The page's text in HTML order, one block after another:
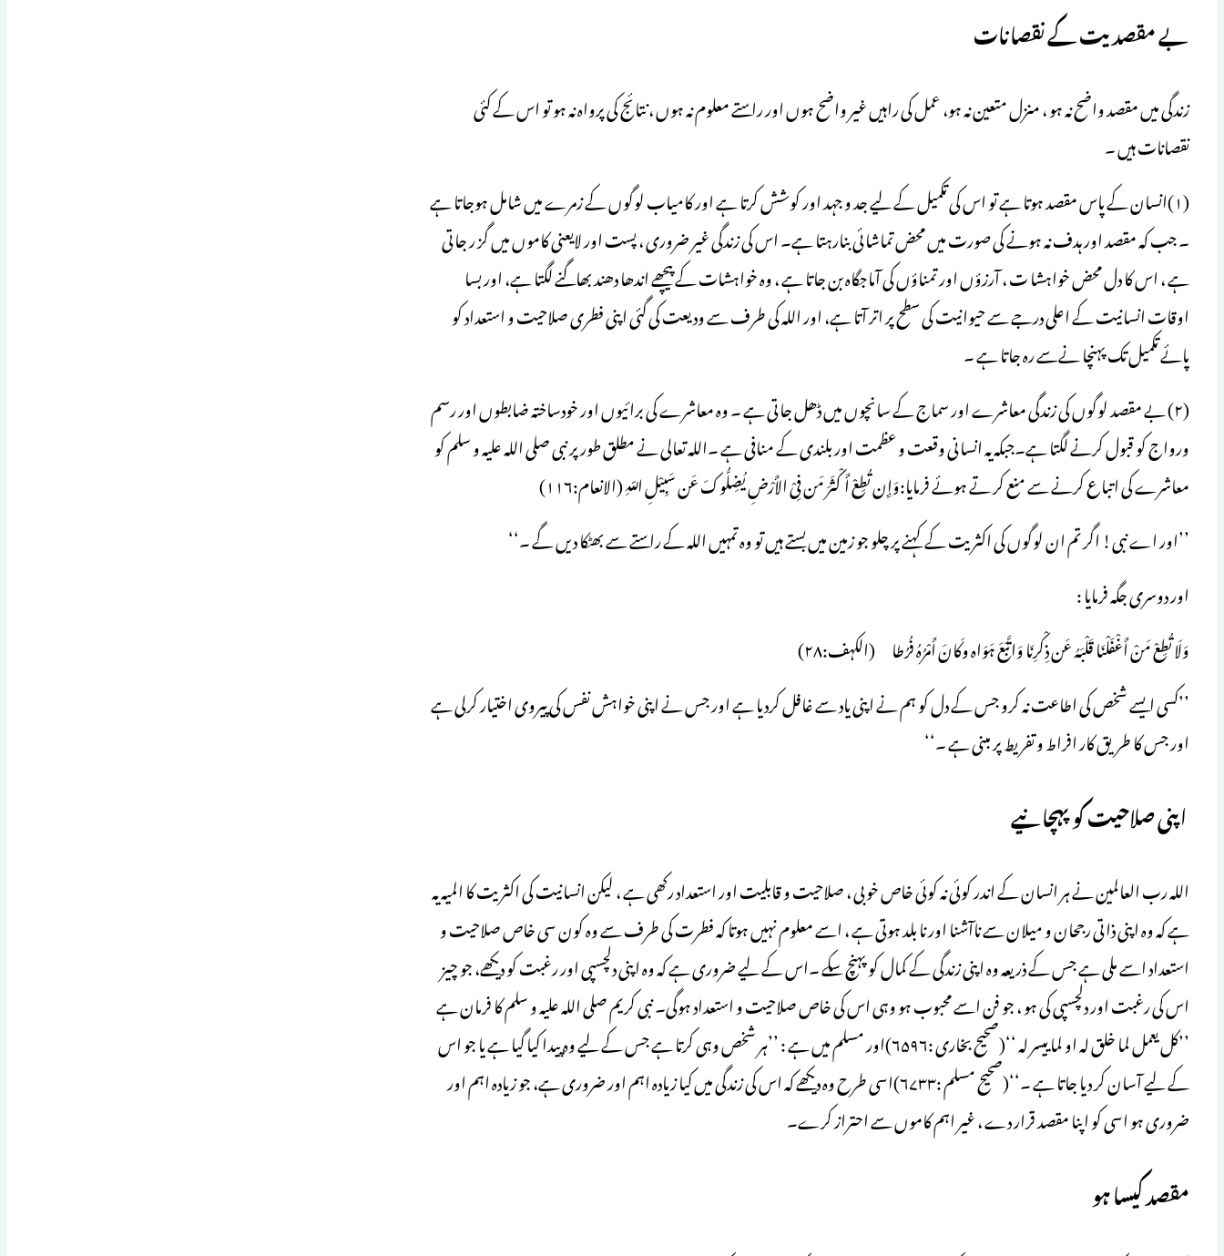
بے مقصدیت کے نقصانات
زندگی میں مقصد واضح نہ ہو ، منزل متعین نہ ہو، عمل کی راہیں غیر واضح ہوں اور راستے معلوم نہ ہوں ، نتائج کی پرواہ نہ ہو تو اس کے کئی
نقصانات ہیں ۔
(۱)انسان کے پاس مقصد ہوتا ہے تو اس کی تکمیل کے لیے جد و جہد اور کوشش کرتا ہے اور کامیاب لوگوں کے زمرے میں شامل ہوجاتا ہے
۔ جب کہ مقصد اور ہدف نہ ہونے کی صورت میں محض تماشائی بنارہتا ہے۔ اس کی زندگی غیر ضروری ، پست اور لایعنی کاموں میں گز ر جاتی
ہے ، اس کا دل محض خواہشا ت ، آرزؤں اور تمناؤں کی آماجگاہ بن جاتا ہے ، وہ خواہشات کے پیچھے اندھا دھند بھاگنے لگتا ہے، اور بسا
اوقات انسانیت کے اعلی درجے سے حیوانیت کی سطح پر اتر آتا ہے، اور اللہ کی طرف سے ودیعت کی گئی اپنی فطری صلاحیت و استعداد کو
پائے تکمیل تک پہنچا نےسے رہ جاتا ہے ۔
(۲) بے مقصد لوگوں کی زندگی معاشرے اور سماج کے سانچوں میں ڈھل جاتی ہے ۔ وہ معاشرے کی برائیوں اور خودساختہ ضابطوں اور رسم
ورواج کو قبول کرنے لگتا ہے۔جبکہ یہ انسانی وقعت و عظمت اور بلندی کے منافی ہے ۔اللہ تعالی نے مطلق طور پر نبی صلی اللہ علیہ و سلم کو
معاشرے کی اتباع کرنے سے منع کر تے ہوئے فرمایا:وَإِن تُطِعْ أَکْثَرَ مَن فِیْ الأَرْضِ یُضِلُّوکَ عَن سَبِیْلِ اللّہِ (الانعام:۱۱۶)
’’اور اے نبی! اگر تم ان لوگوں کی اکثریت کے کہنے پر چلو جو زمین میں بستے ہیں تو وہ تمہیں اللہ کے راستے سے بھٹکا دیں گے ۔‘‘
اور دوسری جگہ فرمایا :
وَلَا تُطِعْ مَنْ أَغْفَلْنَا قَلْبَہُ عَن ذِکْرِنَا وَاتَّبَعَ ہَوَاہ وکَانَ أَمْرُہُ فُرُطا (الکہف:۲۸)
’’کسی ایسے شخص کی اطاعت نہ کرو جس کے دل کو ہم نے اپنی یاد سے غافل کردیا ہے اور جس نے اپنی خواہش نفس کی پیروی اختیار کرلی ہے
اور جس کا طریق کار افراط و تفریط پر مبنی ہے ۔‘‘
اپنی صلاحیت کو پہچانیے
اللہ رب العالمین نے ہر انسان کے اندر کوئی نہ کوئی خاص خوبی ، صلاحیت و قابلیت اور استعداد رکھی ہے ، لیکن انسانیت کی اکثریت کا المیہ یہ
ہے کہ وہ اپنی ذاتی رجحان و میلان سے ناآشنا اور نا بلد ہوتی ہے ، اسے معلوم نہیں ہوتا کہ فطرت کی طرف سے وہ کون سی خاص صلاحیت و
استعداد اسے ملی ہے جس کے ذریعہ وہ اپنی زندگی کے کمال کو پہنچ سکے ۔اس کے لیے ضروری ہے کہ وہ اپنی دلچسپی اور رغبت کو دیکھے، جو چیز
اس کی رغبت اور دلچسپی کی ہو ، جو فن اسے محبوب ہو وہی اس کی خاص صلاحیت و استعداد ہوگی۔ نبی کریم صلی اللہ علیہ و سلم کا فرمان ہے
’’کل یعمل لما خلق لہ او لما ییسر لہ ‘‘(صحیح بخاری :۶۵۹۶)اور مسلم میں ہے : ’’ہر شخص وہی کرتا ہے جس کے لیے وہ پیدا کیا گیا ہے یا جو اس
کے لیے آسان کر دیا جاتا ہے ۔‘‘(صحیح مسلم :۶۷۳۳)اسی طرح وہ دیکھے کہ اس کی زندگی میں کیا زیادہ اہم اور ضروری ہے، جو زیادہ اہم اور
ضروری ہو اسی کو اپنا مقصد قرار دے ، غیر اہم کاموں سے احتراز کرے۔
مقصد کیسا ہو